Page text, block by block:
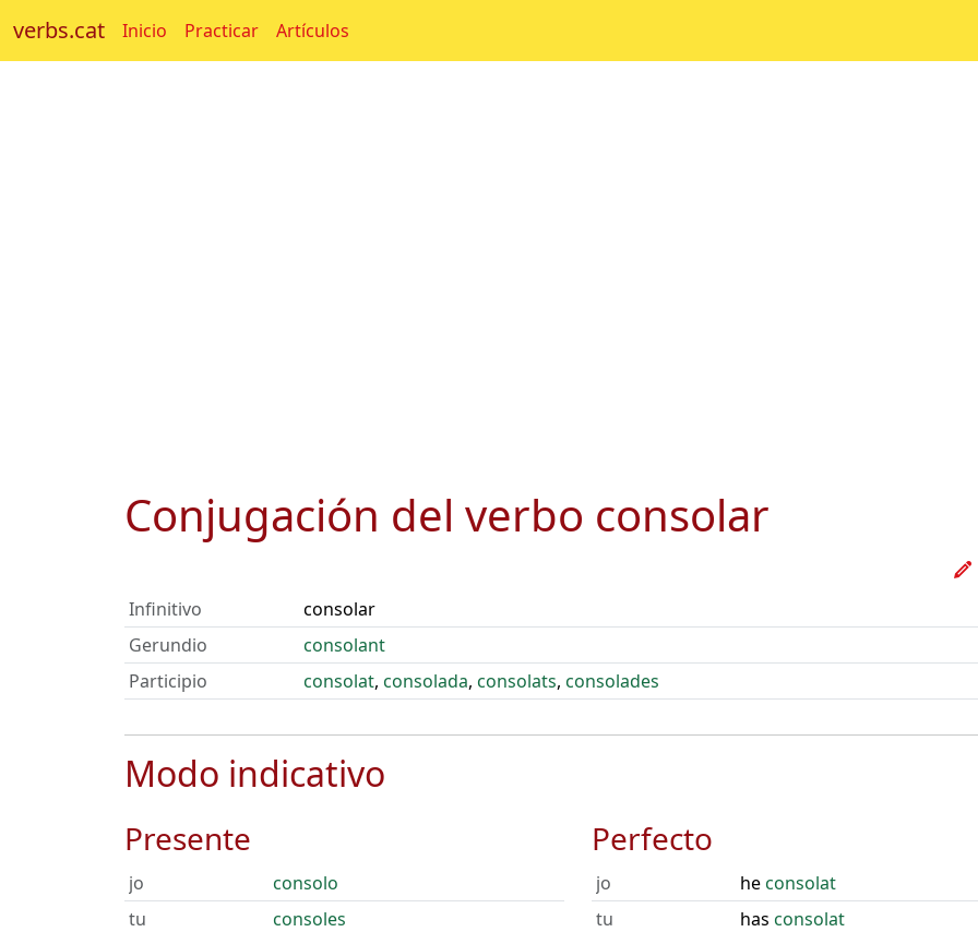
verbs.cat Inicio Practicar Artículos
Conjugación del verbo consolar
Infinitivo
consolar
Gerundio
consolant
Participio
consolat, consolada, consolats, consolades
Modo indicativo
Presente
jo
consolo
tu
consoles
Perfecto
jo heconsolat
tu
has consolat